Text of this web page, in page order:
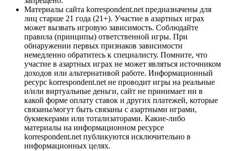
Материалы сайта korrespondent.net предназначены для
лиц старше 21 года (21+). Участие в азартных играх
может вызвать игровую зависимость. Соблюдайте
правила (принципы) ответственной игры. При
обнаружении первых признаков зависимости
немедленно обратитесь к специалисту. Помните, что
участие в азартных играх не может являться источником
доходов или альтернативой работе. Информационный
ресурс korrespondent.net не проводит игры на реальные
и/или виртуальные деньги, сайт не принимает ни в
какой форме оплату ставок и других платежей, которые
связаны/могут быть связаны с азартными играми,
букмекерами или тотализаторами. Какие-либо
материалы на информационном ресурсе
korrespondent.net публикуются исключительно в
информационных целях.